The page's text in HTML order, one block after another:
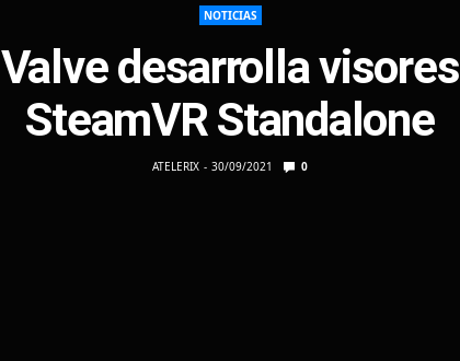
NOTICIAS
Valve desarrolla visores
SteamVR Standalone
ATELERIX 30/09/2021 0